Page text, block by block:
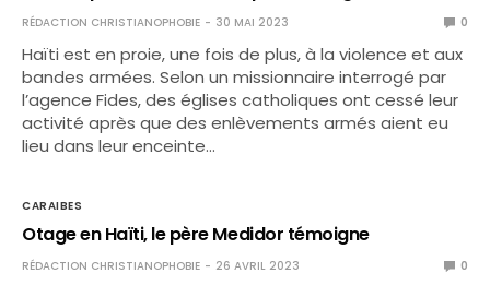
RÉDACTION CHRISTIANOPHOBIE 30 MAI 2023 0
Haïti est en proie, une fois de plus, à la violence et aux
bandes armées. Selon un missionnaire interrogé par
l’agence Fides, des églises catholiques ont cessé leur
activité après que des enlèvements armés aient eu
lieu dans leur enceinte…
CARAIBES
Otage en Haïti, le père Medidor témoigne
RÉDACTION CHRISTIANOPHOBIE 26 AVRIL 2023 0